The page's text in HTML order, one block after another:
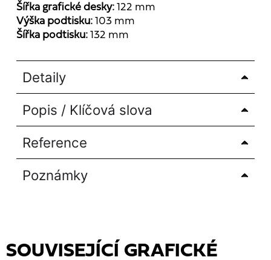
Šířka grafické desky: 122 mm
Výška podtisku: 103 mm
Šířka podtisku: 132 mm
Detaily
Popis / Klíčová slova
Reference
Poznámky
SOUVISEJÍCÍ GRAFICKÉ